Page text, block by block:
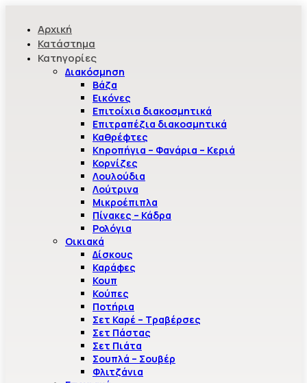
Αρχική
Κατάστημα
Κατηγορίες
Διακόσμηση
Βάζα
Εικόνες
Επιτοίχια διακοσμητικά
Επιτραπέζια διακοσμητικά
Καθρέφτες
Κηροπήγια – Φανάρια – Κεριά
Κορνίζες
Λουλούδια
Λούτρινα
Μικροέπιπλα
Πίνακες – Κάδρα
Ρολόγια
Οικιακά
Δίσκους
Καράφες
Κουπ
Κούπες
Ποτήρια
Σετ Καρέ – Τραβέρσες
Σετ Πάστας
Σετ Πιάτα
Σουπλά – Σουβέρ
Φλιτζάνια